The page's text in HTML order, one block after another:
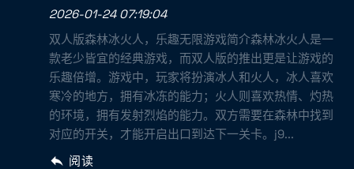
2026-01-24 07:19:04
双人版森林冰火人，乐趣无限游戏简介森林冰火人是一
款老少皆宜的经典游戏，而双人版的推出更是让游戏的
乐趣倍增。游戏中，玩家将扮演冰人和火人，冰人喜欢
寒冷的地方，拥有冰冻的能力；火人则喜欢热情、灼热
的环境，拥有发射烈焰的能力。双方需要在森林中找到
对应的开关，才能开启出口到达下一关卡。j9...
阅读